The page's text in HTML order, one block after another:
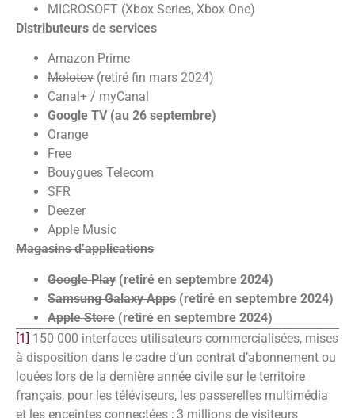
MICROSOFT (Xbox Series, Xbox One)
Distributeurs de services
Amazon Prime
Molotov (retiré fin mars 2024)
Canal+ / myCanal
Google TV (au 26 septembre)
Orange
Free
Bouygues Telecom
SFR
Deezer
Apple Music
Magasins d’applications
Google Play (retiré en septembre 2024)
Samsung Galaxy Apps (retiré en septembre 2024)
Apple Store (retiré en septembre 2024)
[1] 150 000 interfaces utilisateurs commercialisées, mises
à disposition dans le cadre d’un contrat d’abonnement ou
louées lors de la dernière année civile sur le territoire
français, pour les téléviseurs, les passerelles multimédia
et les enceintes connectées ; 3 millions de visiteurs